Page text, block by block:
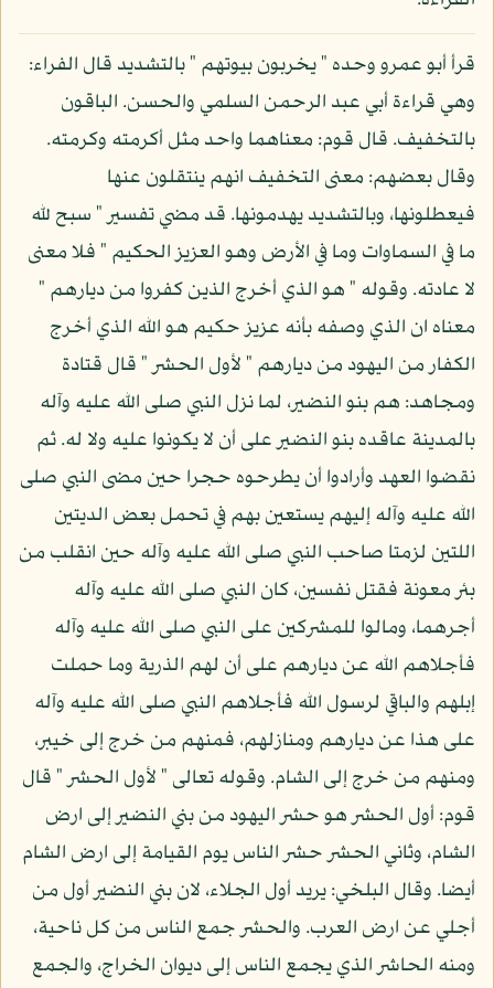
قرأ أبو عمرو وحده " يخربون بيوتهم " بالتشديد قال الفراء:
وهي قراءة أبي عبد الرحمن السلمي والحسن. الباقون
بالتخفيف. قال قوم: معناهما واحد مثل أكرمته وكرمته.
وقال بعضهم: معنى التخفيف انهم ينتقلون عنها
فيعطلونها، وبالتشديد يهدمونها. قد مضي تفسير " سبح لله
ما في السماوات وما في الأرض وهو العزيز الحكيم " فلا معنى
لا عادته. وقوله " هو الذي أخرج الذين كفروا من ديارهم "
معناه ان الذي وصفه بأنه عزيز حكيم هو الله الذي أخرج
الكفار من اليهود من ديارهم " لأول الحشر " قال قتادة
ومجاهد: هم بنو النضير، لما نزل النبي صلى الله عليه وآله
بالمدينة عاقده بنو النضير على أن لا يكونوا عليه ولا له. ثم
نقضوا العهد وأرادوا أن يطرحوه حجرا حين مضى النبي صلى
الله عليه وآله إليهم يستعين بهم في تحمل بعض الديتين
اللتين لزمتا صاحب النبي صلى الله عليه وآله حين انقلب من
بئر معونة فقتل نفسين، كان النبي صلى الله عليه وآله
أجرهما، ومالوا للمشركين على النبي صلى الله عليه وآله
فأجلاهم الله عن ديارهم على أن لهم الذرية وما حملت
إبلهم والباقي لرسول الله فأجلاهم النبي صلى الله عليه وآله
على هذا عن ديارهم ومنازلهم، فمنهم من خرج إلى خيبر،
ومنهم من خرج إلى الشام. وقوله تعالى " لأول الحشر " قال
قوم: أول الحشر هو حشر اليهود من بني النضير إلى ارض
الشام، وثاني الحشر حشر الناس يوم القيامة إلى ارض الشام
أيضا. وقال البلخي: يريد أول الجلاء، لان بني النضير أول من
أجلي عن ارض العرب. والحشر جمع الناس من كل ناحية،
ومنه الحاشر الذي يجمع الناس إلى ديوان الخراج، والجمع